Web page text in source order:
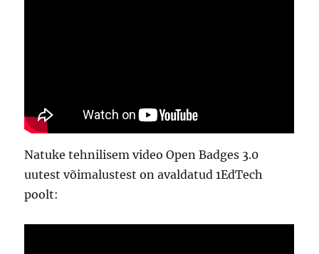
Natuke tehnilisem video Open Badges 3.0
uutest võimalustest on avaldatud 1EdTech
poolt: